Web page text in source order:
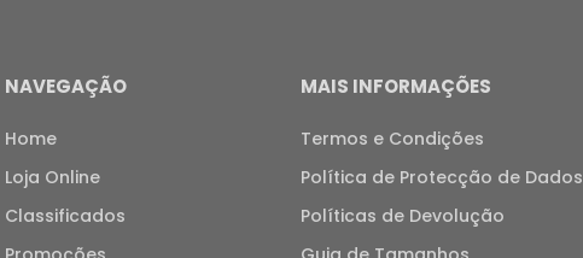
NAVEGAÇÃO
Home
Loja Online
Classificados
MAIS INFORMAÇÕES
Termos e Condições
Política de Protecção de Dados
Políticas de Devolução